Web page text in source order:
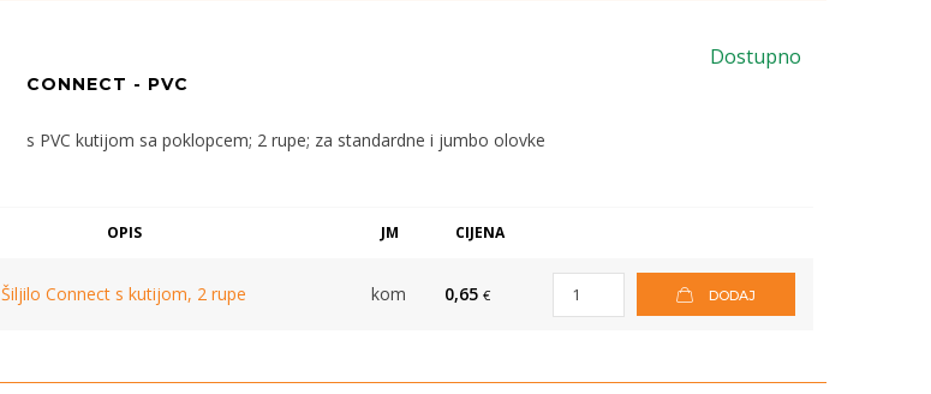
Dostupno
CONNECT - PVC
s PVC kutijom sa poklopcem; 2 rupe; za standardne i jumbo olovke
OPIS JM CIJENA
Šiljilo Connect s kutijom, 2 rupe kom 0,65 € DODAJ